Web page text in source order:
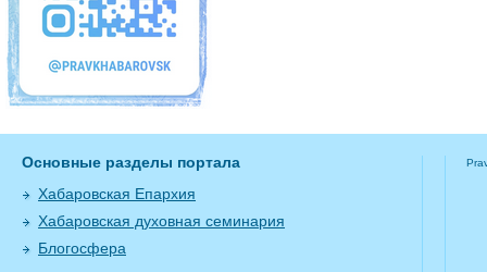
Основные разделы портала
Хабаровская Епархия
Хабаровская духовная семинария
Блогосфера